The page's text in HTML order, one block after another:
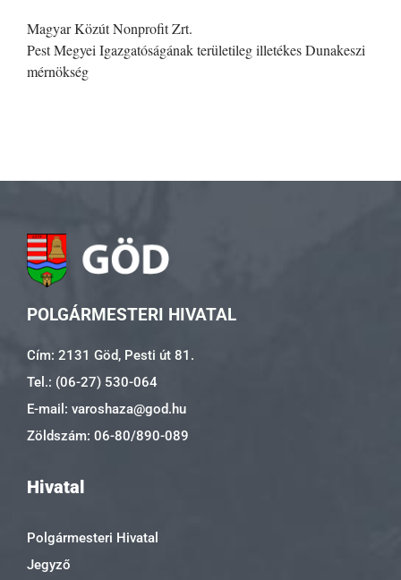
Magyar Közút Nonprofit Zrt.
Pest Megyei Igazgatóságának területileg illetékes Dunakeszi
mérnökség
POLGÁRMESTERI HIVATAL
Cím: 2131 Göd, Pesti út 81.
Tel.: (06-27) 530-064
E-mail: varoshaza@god.hu
Zöldszám: 06-80/890-089
Hivatal
Polgármesteri Hivatal
Jegyző